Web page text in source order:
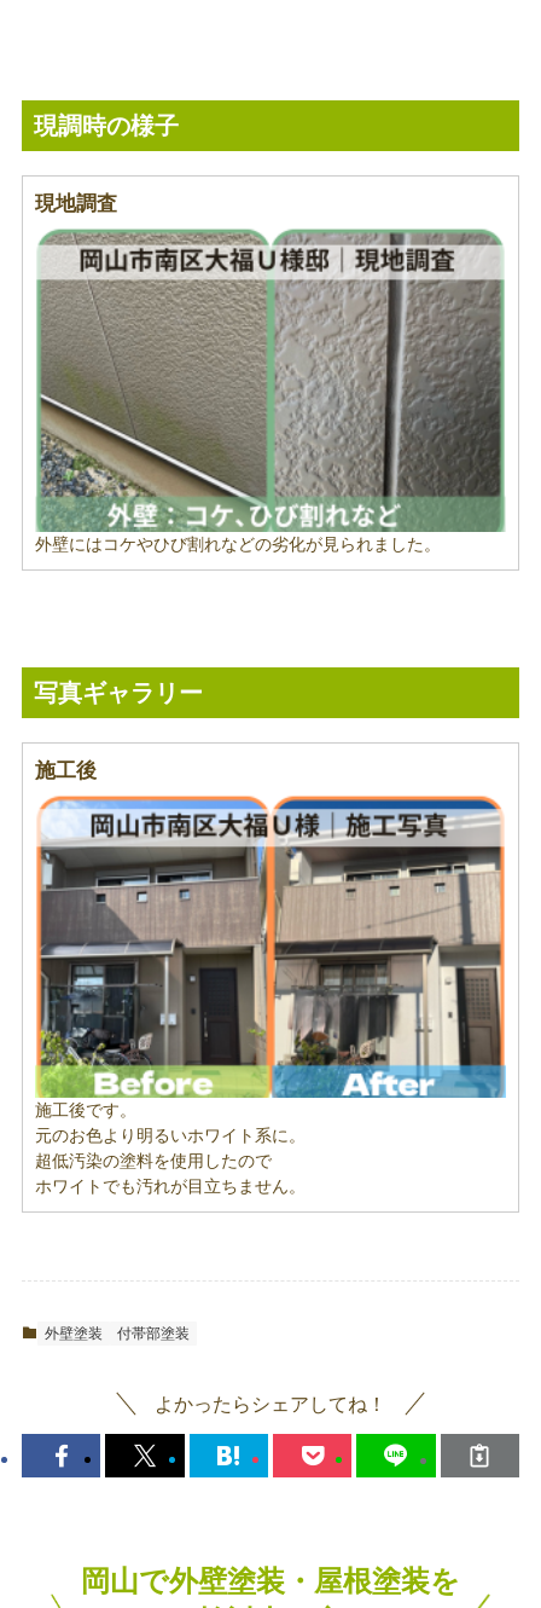
現調時の様子
現地調査
外壁にはコケやひび割れなどの劣化が見られました。
写真ギャラリー
施工後
施工後です。
元のお色より明るいホワイト系に。
超低汚染の塗料を使用したので
ホワイトでも汚れが目立ちません。
外壁塗装 付帯部塗装
よかったらシェアしてね！
岡山で外壁塗装・屋根塗装を